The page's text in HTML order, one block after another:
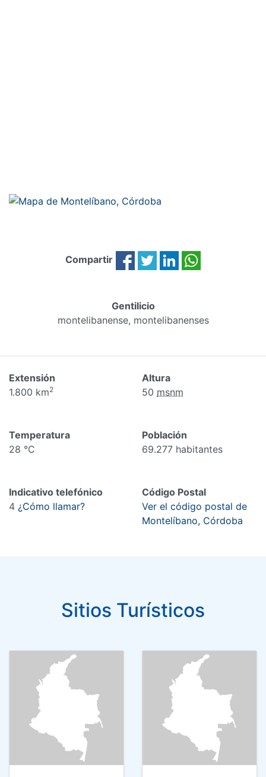
Compartir
Gentilicio
montelibanense, montelibanenses
Extensión
1.800 km2
Altura
50 msnm
Temperatura
28 °C
Población
69.277 habitantes
Indicativo telefónico
4 ¿Cómo llamar?
Código Postal
Ver el código postal de
Montelíbano, Córdoba
Sitios Turísticos